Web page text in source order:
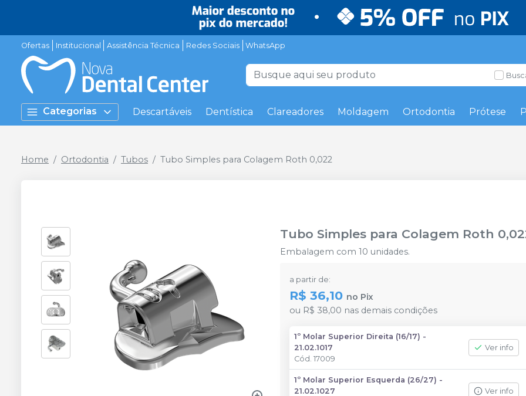
Ofertas Institucional Assistência Técnica Redes Sociais WhatsApp
Categorias Descartáveis Dentística Clareadores Moldagem Ortodontia Prótese
Home Ortodontia Tubos Tubo Simples para Colagem Roth 0,022
Tubo Simples para Colagem Roth
Embalagem com 10 unidades.
a partir de:
R$ 36,10 no Pix
ou R$ 38,00 nas demais condições
1º Molar Superior Direita (16/17) -
21.02.1017
Cód.17009
Ver info
1º Molar Superior Esquerda (26/27) -
21.02.1027
Ver info